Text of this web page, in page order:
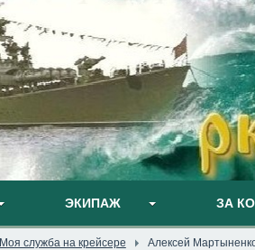
ЭКИПАЖ ЗА
Моя служба на крейсере Алексей